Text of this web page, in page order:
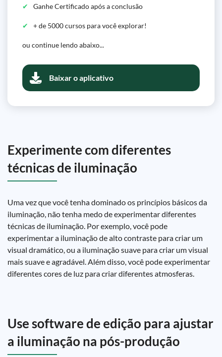
Ganhe Certificado após a conclusão
+ de 5000 cursos para você explorar!
ou continue lendo abaixo...
Baixar o aplicativo
Experimente com diferentes
técnicas de iluminação
Uma vez que você tenha dominado os princípios básicos da
iluminação, não tenha medo de experimentar diferentes
técnicas de iluminação. Por exemplo, você pode
experimentar a iluminação de alto contraste para criar um
visual dramático, ou a iluminação suave para criar um visual
mais suave e agradável. Além disso, você pode experimentar
diferentes cores de luz para criar diferentes atmosferas.
Use software de edição para ajustar
a iluminação na pós-produção